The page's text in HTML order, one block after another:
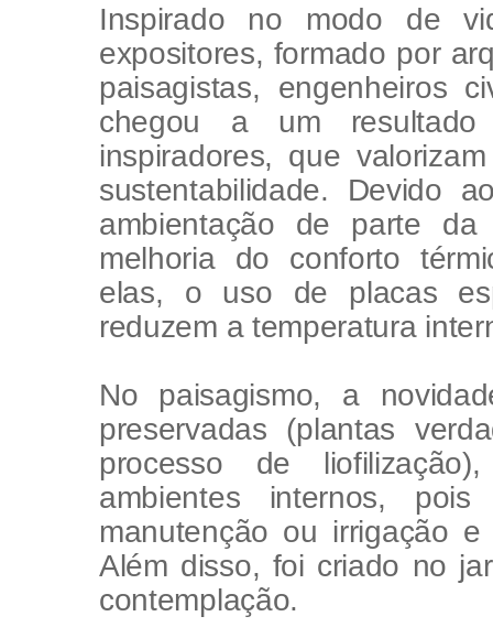
Inspirado no modo de
expositores, formado por
paisagistas, engenheiros
chegou a um
inspiradores, que
sustentabilidade. Devido
ambientação de parte
melhoria do conforto
elas, o uso de placas
reduzem a temperatura
No paisagismo, a
preservadas (plantas
processo de
ambientes internos,
manutenção ou irrigação
Além disso, foi criado no
contemplação.